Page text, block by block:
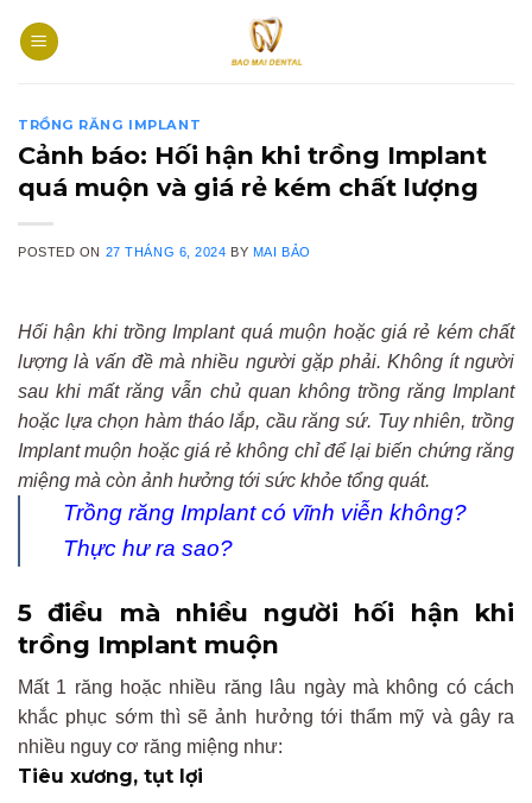
TRỒNG RĂNG IMPLANT
Cảnh báo: Hối hận khi trồng Implant
quá muộn và giá rẻ kém chất lượng
POSTED ON 27 THÁNG 6, 2024 BY MAI BẢO
Hối hận khi trồng Implant quá muộn hoặc giá rẻ kém chất
lượng là vấn đề mà nhiều người gặp phải. Không ít người
sau khi mất răng vẫn chủ quan không trồng răng Implant
hoặc lựa chọn hàm tháo lắp, cầu răng sứ. Tuy nhiên, trồng
Implant muộn hoặc giá rẻ không chỉ để lại biến chứng răng
miệng mà còn ảnh hưởng tới sức khỏe tổng quát.
Trồng răng Implant có vĩnh viễn không?
Thực hư ra sao?
5 điều mà nhiều người hối hận khi
trồng Implant muộn
Mất 1 răng hoặc nhiều răng lâu ngày mà không có cách
khắc phục sớm thì sẽ ảnh hưởng tới thẩm mỹ và gây ra
nhiều nguy cơ răng miệng như:
Tiêu xương, tụt lợi